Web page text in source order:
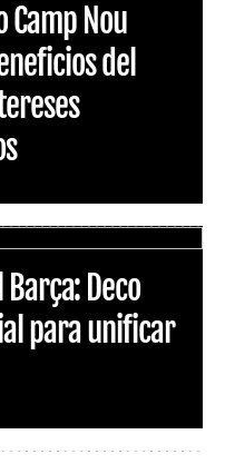
Camp Nou
del
Deco
para unificar